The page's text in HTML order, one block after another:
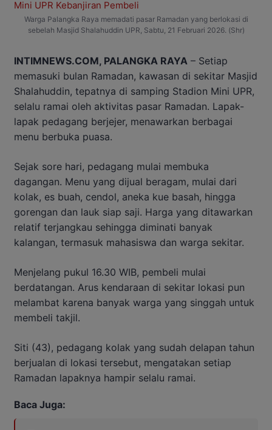
Warga Palangka Raya memadati pasar Ramadan yang berlokasi di
sebelah Masjid Shalahuddin UPR, Sabtu, 21 Februari 2026. (Shr)
INTIMNEWS.COM, PALANGKA RAYA – Setiap
memasuki bulan Ramadan, kawasan di sekitar Masjid
Shalahuddin, tepatnya di samping Stadion Mini UPR,
selalu ramai oleh aktivitas pasar Ramadan. Lapak-
lapak pedagang berjejer, menawarkan berbagai
menu berbuka puasa.
Sejak sore hari, pedagang mulai membuka
dagangan. Menu yang dijual beragam, mulai dari
kolak, es buah, cendol, aneka kue basah, hingga
gorengan dan lauk siap saji. Harga yang ditawarkan
relatif terjangkau sehingga diminati banyak
kalangan, termasuk mahasiswa dan warga sekitar.
Menjelang pukul 16.30 WIB, pembeli mulai
berdatangan. Arus kendaraan di sekitar lokasi pun
melambat karena banyak warga yang singgah untuk
membeli takjil.
Siti (43), pedagang kolak yang sudah delapan tahun
berjualan di lokasi tersebut, mengatakan setiap
Ramadan lapaknya hampir selalu ramai.
Baca Juga: